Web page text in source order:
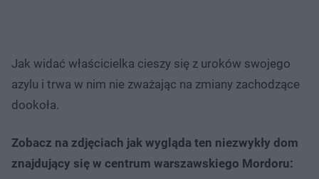
Jak widać właścicielka cieszy się z uroków swojego
azylu i trwa w nim nie zważając na zmiany zachodzące
dookoła.
Zobacz na zdjęciach jak wygląda ten niezwykły dom
znajdujący się w centrum warszawskiego Mordoru: